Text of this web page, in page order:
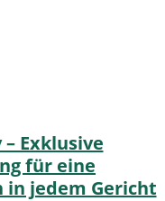
Exklusive
für eine
in jedem Gericht